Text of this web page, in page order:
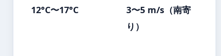
12°C〜17°C
3〜5 m/s（南寄
り）